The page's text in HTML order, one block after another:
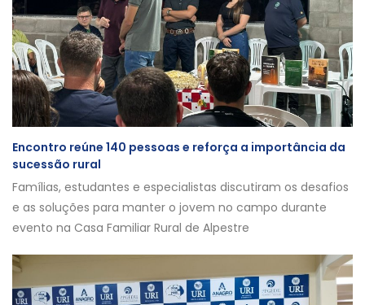
Encontro reúne 140 pessoas e reforça a importância da
sucessão rural
Famílias, estudantes e especialistas discutiram os desafios
e as soluções para manter o jovem no campo durante
evento na Casa Familiar Rural de Alpestre